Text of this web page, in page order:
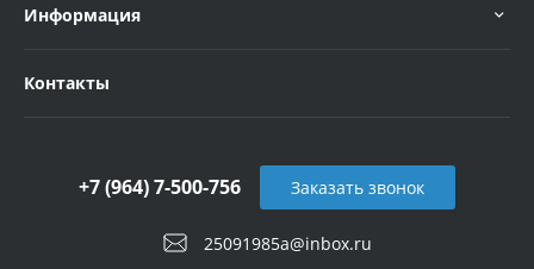
Информация
Контакты
25091985a@inbox.ru
+7 (964) 7-500-756 Заказать звонок